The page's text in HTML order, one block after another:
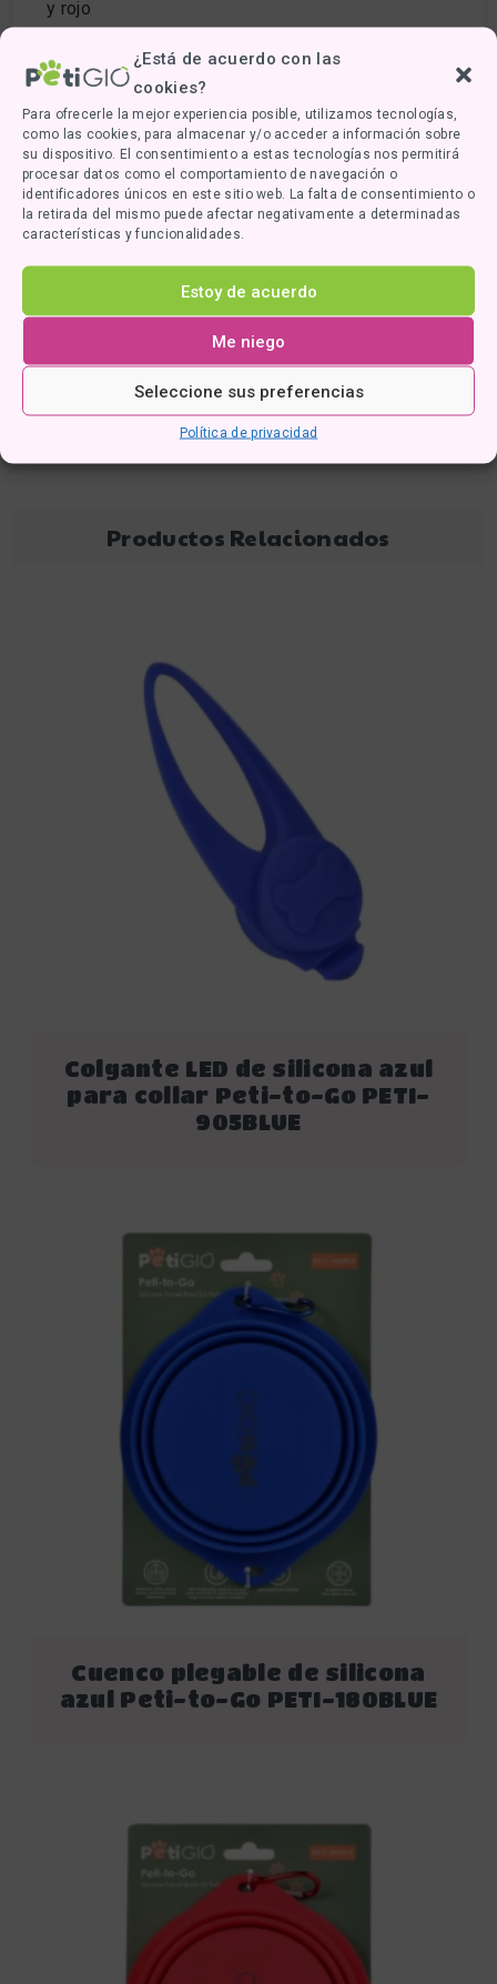
¿Está de acuerdo con las
cookies?
Para ofrecerle la mejor experiencia posible, utilizamos tecnologías,
como las cookies, para almacenar y/o acceder a información sobre
su dispositivo. El consentimiento a estas tecnologías nos permitirá
procesar datos como el comportamiento de navegación o
identificadores únicos en este sitio web. La falta de consentimiento o
la retirada del mismo puede afectar negativamente a determinadas
características y funcionalidades.
Estoy de acuerdo
Me niego
Seleccione sus preferencias
Política de privacidad
y rojo
Productos Relacionados
Colgante LED de silicona azul
para collar Peti-to-Go PETI-
905BLUE
Cuenco plegable de silicona
azul Peti-to-Go PETI-180BLUE